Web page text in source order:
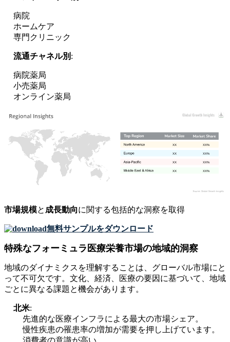
病院
ホームケア
専門クリニック
流通チャネル別 :
病院薬局
小売薬局
オンライン薬局
XX%
XX
XX%
XX
XX%
XX
XX%
XX
市場規模と 成長動向に関する包括的な洞察を取得
無料サンプルをダウンロード
特殊なフォーミュラ医療栄養市場の地域的洞察
地域のダイナミクスを理解することは、グローバル市場にと
って不可欠です。文化、経済、医療の要因に基づいて、地域
ごとに異なる課題と機会があります。
北米:
先進的な医療インフラによる最大の市場シェア。
慢性疾患の罹患率の増加が需要を押し上げています。
消費者の意識が高い。